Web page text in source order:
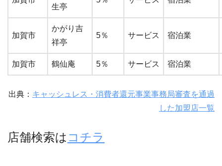
生亭
加賀市
かがり吉
祥亭
5％ サービス 宿泊業
加賀市 鶴仙庵 5％ サービス 宿泊業
出典： キャッシュレス・消費者還元事業事務局審査を通過
した加盟店一覧
店舗検索は コチラ